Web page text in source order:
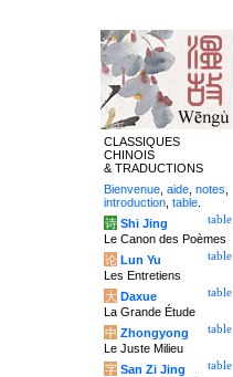
CLASSIQUES
CHINOIS
& TRADUCTIONS
Bienvenue aide notes
introduction table
table
诗 Shi Jing
Le Canon des Poèmes
table
论 Lun Yu
Les Entretiens
table
大 Daxue
La Grande Étude
table
中 Zhongyong
Le Juste Milieu
table
字 San Zi Jing